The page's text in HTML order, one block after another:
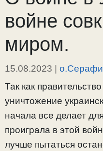
войне
миром.
15.08.2023 |
Так как
уничтожение
начала все делает
проиграла в этой
лучше пытаться